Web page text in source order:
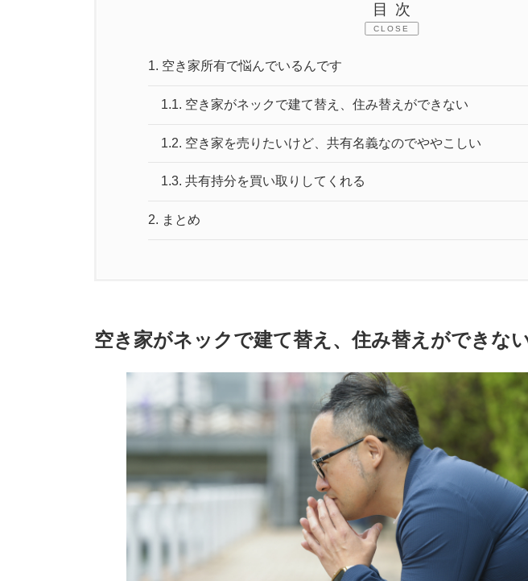
目次
CLOSE
1. 空き家所有で悩んでいるんです
1.1. 空き家がネックで建て替え、住み替えができない
1.2. 空き家を売りたいけど、共有名義なのでややこしい
1.3. 共有持分を買い取りしてくれる
2. まとめ
空き家がネックで建て替え、住み替えができな